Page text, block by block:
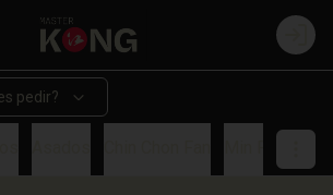
Login
pedir?